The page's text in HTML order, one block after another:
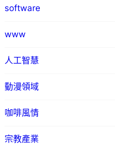
software
www
人工智慧
動漫領域
咖啡風情
宗教產業